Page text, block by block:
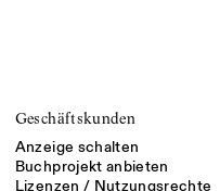
Geschäftskunden
Anzeige schalten
Buchprojekt anbieten
Lizenzen / Nutzungsrechte